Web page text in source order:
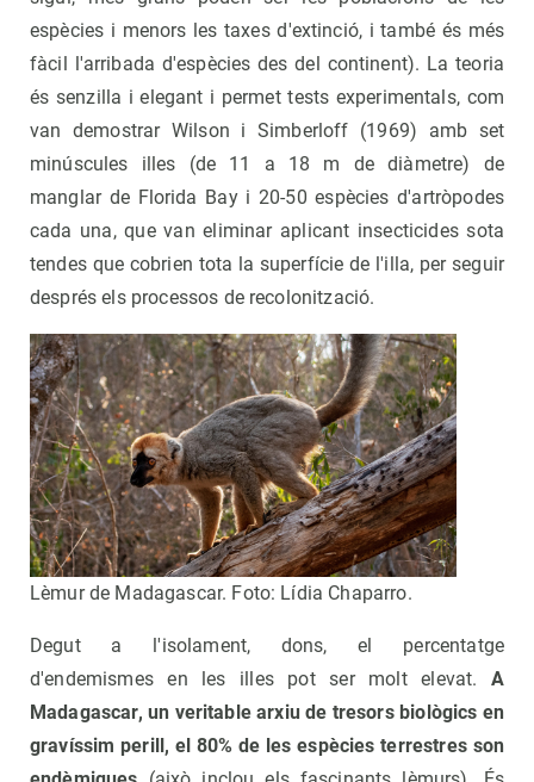
espècies i menors les taxes d'extinció, i també és més
fàcil l'arribada d'espècies des del continent). La teoria
és senzilla i elegant i permet tests experimentals, com
van demostrar Wilson i Simberloff (1969) amb set
minúscules illes (de 11 a 18 m de diàmetre) de
manglar de Florida Bay i 20-50 espècies d'artròpodes
cada una, que van eliminar aplicant insecticides sota
tendes que cobrien tota la superfície de l'illa, per seguir
després els processos de recolonització.
Lèmur de Madagascar. Foto: Lídia Chaparro.
Degut a l'isolament, dons, el percentatge
d'endemismes en les illes pot ser molt elevat. A
Madagascar, un veritable arxiu de tresors biològics en
gravíssim perill, el 80% de les espècies terrestres son